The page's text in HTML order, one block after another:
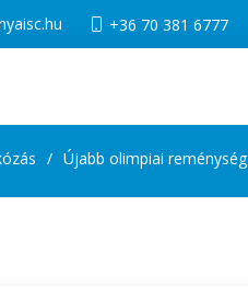
+36 70 381 6777
Újabb olimpiai